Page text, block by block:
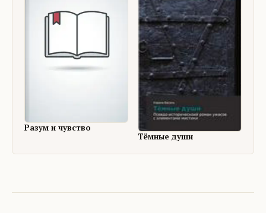
Разум и чувство
Тёмные души